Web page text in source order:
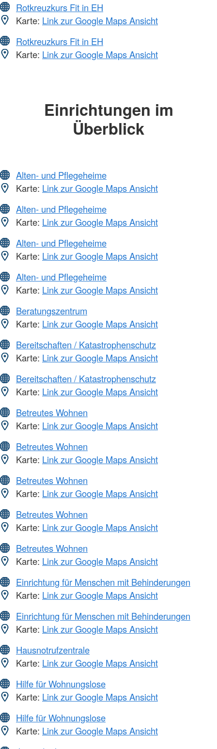
Rotkreuzkurs Fit in EH
Karte: Link zur Google Maps Ansicht
Rotkreuzkurs Fit in EH
Karte: Link zur Google Maps Ansicht
Einrichtungen im
Überblick
Alten- und Pflegeheime
Karte: Link zur Google Maps Ansicht
Alten- und Pflegeheime
Karte: Link zur Google Maps Ansicht
Alten- und Pflegeheime
Karte: Link zur Google Maps Ansicht
Alten- und Pflegeheime
Karte: Link zur Google Maps Ansicht
Beratungszentrum
Karte: Link zur Google Maps Ansicht
Bereitschaften / Katastrophenschutz
Karte: Link zur Google Maps Ansicht
Bereitschaften / Katastrophenschutz
Karte: Link zur Google Maps Ansicht
Betreutes Wohnen
Karte: Link zur Google Maps Ansicht
Betreutes Wohnen
Karte: Link zur Google Maps Ansicht
Betreutes Wohnen
Karte: Link zur Google Maps Ansicht
Betreutes Wohnen
Karte: Link zur Google Maps Ansicht
Betreutes Wohnen
Karte: Link zur Google Maps Ansicht
Einrichtung für Menschen mit Behinderungen
Karte: Link zur Google Maps Ansicht
Einrichtung für Menschen mit Behinderungen
Karte: Link zur Google Maps Ansicht
Hausnotrufzentrale
Karte: Link zur Google Maps Ansicht
Hilfe für Wohnungslose
Karte: Link zur Google Maps Ansicht
Hilfe für Wohnungslose
Karte: Link zur Google Maps Ansicht